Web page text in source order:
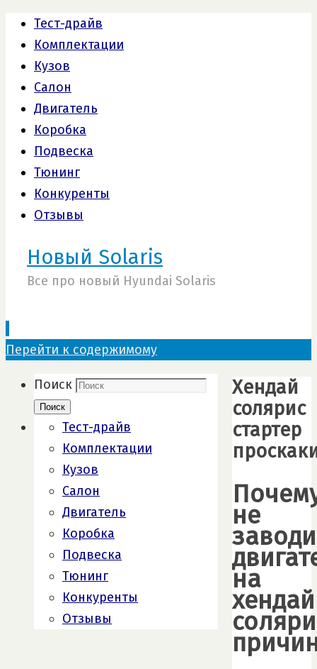
Тест-драйв
Комплектации
Кузов
Салон
Двигатель
Коробка
Подвеска
Тюнинг
Конкуренты
Отзывы
Новый Solaris
Все про новый Hyundai Solaris
Перейти к содержимому
Хендай
солярис
стартер
не
на
хендай
Поиск
Поиск
Тест-драйв
Комплектации
Кузов
Салон
Двигатель
Коробка
Подвеска
Тюнинг
Конкуренты
Отзывы